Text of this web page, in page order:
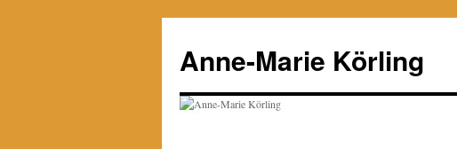
innehåll
Anne-Marie Körling